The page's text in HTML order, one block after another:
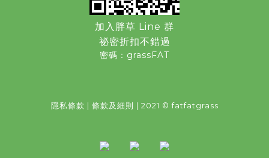
加入胖草 Line 群
祕密折扣不錯過
密碼：grassFAT
隱私條款 | 條款及細則 | 2021 © fatfatgrass